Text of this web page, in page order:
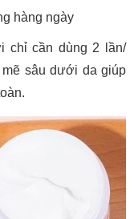
hàng ngày
chỉ cần dùng 2 lần/
sâu dưới da giúp